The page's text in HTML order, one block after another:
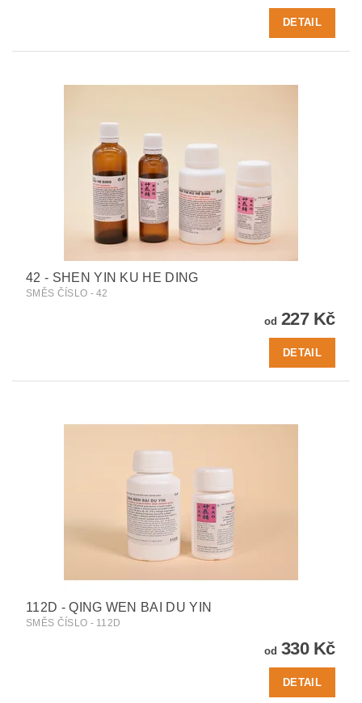
DETAIL
42 - SHEN YIN KU HE DING
SMĚS ČÍSLO - 42
od 227 Kč
DETAIL
112D - QING WEN BAI DU YIN
SMĚS ČÍSLO - 112D
od 330 Kč
DETAIL